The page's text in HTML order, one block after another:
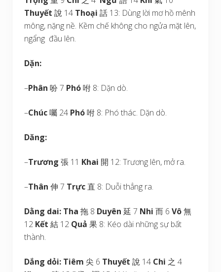
Thuyết 說 14 Thoại 話 13: Dùng lời mơ hồ mênh
mông, nặng nề. Kềm chế không cho ngửa mặt lên,
ngẩng đầu lên.
Dặn:
–Phân 吩 7 Phó咐 8: Dặn dò.
–Chúc囑 24 Phó咐 8: Phó thác. Dặn dò.
Dăng:
–Trương 張 11 Khai 開 12: Trương lên, mở ra.
–Thân 伸 7 Trực直 8: Duỗi thẳng ra.
Dằng dai: Tha 拖 8 Duyên 延 7 Nhi 而 6 Vô無
12 Kết 結 12 Quả 果 8: Kéo dài những sự bất
thành.
Dắng dỏi: Tiêm 尖 6 Thuyết 說 14 Chi 之 4